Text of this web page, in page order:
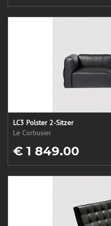
LC3 Polster 2-Sitzer
Le Corbusier
€ 1 849.00